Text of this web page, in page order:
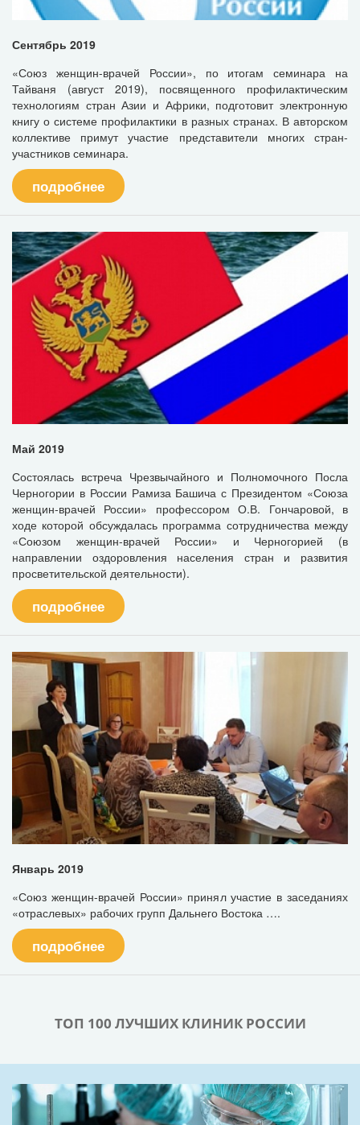
Сентябрь 2019
«Союз женщин-врачей России», по итогам семинара на
Тайваня (август 2019), посвященного профилактическим
технологиям стран Азии и Африки, подготовит электронную
книгу о системе профилактики в разных странах. В авторском
коллективе примут участие представители многих стран-
участников семинара.
подробнее
Май 2019
Состоялась встреча Чрезвычайного и Полномочного Посла
Черногории в России Рамиза Башича с Президентом «Союза
женщин-врачей России» профессором О.В. Гончаровой, в
ходе которой обсуждалась программа сотрудничества между
«Союзом женщин-врачей России» и Черногорией (в
направлении оздоровления населения стран и развития
просветительской деятельности).
подробнее
Январь 2019
«Союз женщин-врачей России» принял участие в заседаниях
«отраслевых» рабочих групп Дальнего Востока ….
подробнее
ТОП 100 ЛУЧШИХ КЛИНИК РОССИИ